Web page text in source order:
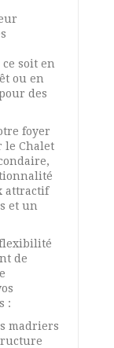
soit en
ou en
des
foyer
le Chalet
attractif
et un
flexibilité
de
:
madriers